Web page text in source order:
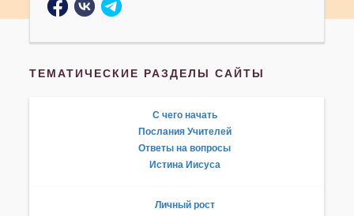
ТЕМАТИЧЕСКИЕ РАЗДЕЛЫ САЙТЫ
С чего начать
Послания Учителей
Ответы на вопросы
Истина Иисуса
Личный рост